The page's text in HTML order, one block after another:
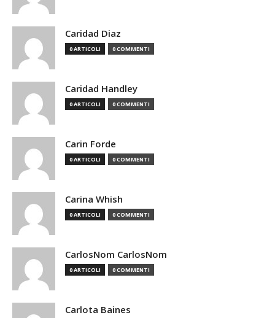
Caridad Diaz
0 ARTICOLI 0 COMMENTI
Caridad Handley
0 ARTICOLI 0 COMMENTI
Carin Forde
0 ARTICOLI 0 COMMENTI
Carina Whish
0 ARTICOLI 0 COMMENTI
CarlosNom CarlosNom
0 ARTICOLI 0 COMMENTI
Carlota Baines